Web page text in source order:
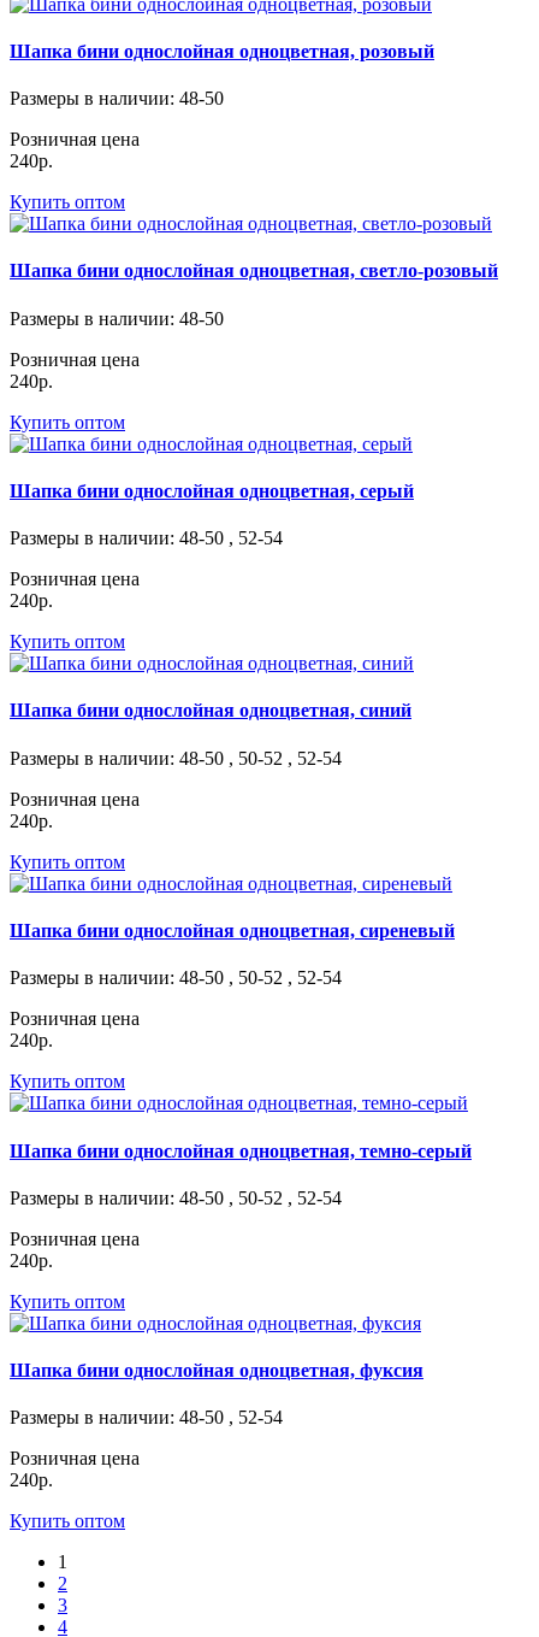
Шапка бини однослойная одноцветная, розовый
Размеры в наличии: 48-50
Розничная цена
240р.
Купить оптом
Шапка бини однослойная одноцветная, светло-розовый
Размеры в наличии: 48-50
Розничная цена
240р.
Купить оптом
Шапка бини однослойная одноцветная, серый
Размеры в наличии: 48-50 , 52-54
Розничная цена
240р.
Купить оптом
Шапка бини однослойная одноцветная, синий
Размеры в наличии: 48-50 , 50-52 , 52-54
Розничная цена
240р.
Купить оптом
Шапка бини однослойная одноцветная, сиреневый
Размеры в наличии: 48-50 , 50-52 , 52-54
Розничная цена
240р.
Купить оптом
Шапка бини однослойная одноцветная, темно-серый
Размеры в наличии: 48-50 , 50-52 , 52-54
Розничная цена
240р.
Купить оптом
Шапка бини однослойная одноцветная, фуксия
Размеры в наличии: 48-50 , 52-54
Розничная цена
240р.
Купить оптом
1
2
3
4